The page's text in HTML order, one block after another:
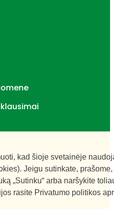
kad šioje svetainėje
Jeigu sutinkate, prašome,
„Sutinku“ arba naršykite
rasite Privatumo politikos